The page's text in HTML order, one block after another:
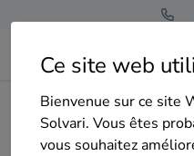
Ce site web
Bienvenue sur ce site
Solvari. Vous êtes
vous souhaitez
Home Isolation du sol